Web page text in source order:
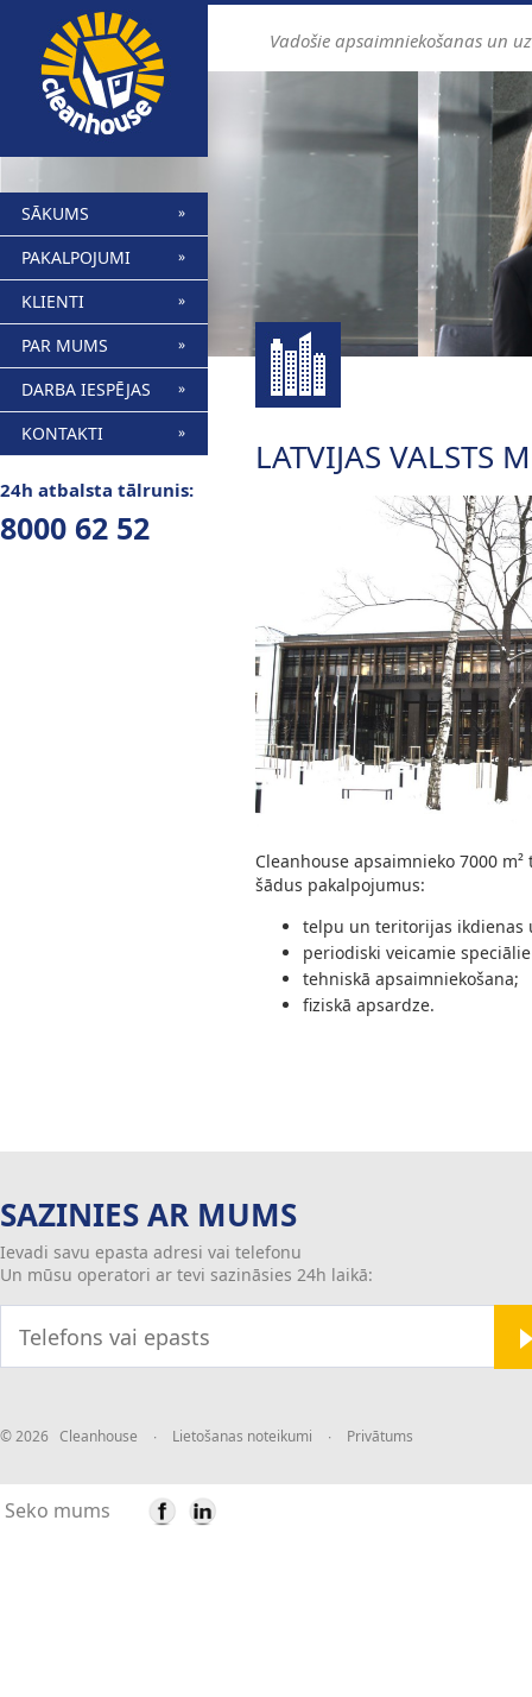
Vadošie apsaimniekošanas un
SĀKUMS
PAKALPOJUMI
KLIENTI
PAR MUMS
DARBA IESPĒJAS
KONTAKTI
24h atbalsta tālrunis:
8000 62 52
LATVIJAS VALSTS
Cleanhouse apsaimnieko 7000
šādus pakalpojumus:
telpu un teritorijas ikdienas
periodiski veicamie
tehniskā apsaimniekošana;
fiziskā apsardze.
SAZINIES AR MUMS
Ievadi savu epasta adresi vai telefonu
Un mūsu operatori ar tevi sazināsies 24h laikā:
© 2026 Cleanhouse ∙ Lietošanas noteikumi ∙ Privātums
Seko mums